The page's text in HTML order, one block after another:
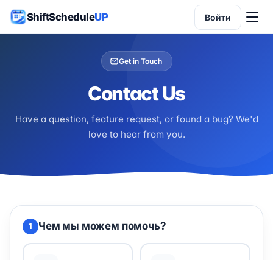
ShiftScheduleUP Войти
Get in Touch
Contact Us
Have a question, feature request, or found a bug? We'd
love to hear from you.
1 Чем мы можем помочь?